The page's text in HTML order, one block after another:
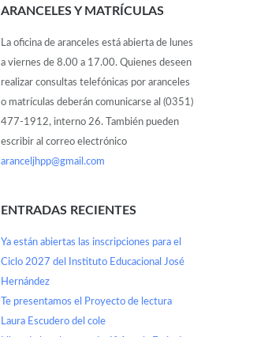
ARANCELES Y MATRÍCULAS
La oficina de aranceles está abierta de lunes
a viernes de 8.00 a 17.00. Quienes deseen
realizar consultas telefónicas por aranceles
o matrículas deberán comunicarse al (0351)
477-1912, interno 26. También pueden
escribir al correo electrónico
aranceljhpp@gmail.com
ENTRADAS RECIENTES
Ya están abiertas las inscripciones para el
Ciclo 2027 del Instituto Educacional José
Hernández
Te presentamos el Proyecto de lectura
Laura Escudero del cole